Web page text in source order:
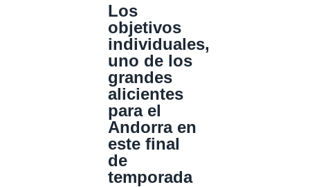
Los
objetivos
individuales,
uno de los
grandes
alicientes
para el
Andorra en
este final
de
temporada